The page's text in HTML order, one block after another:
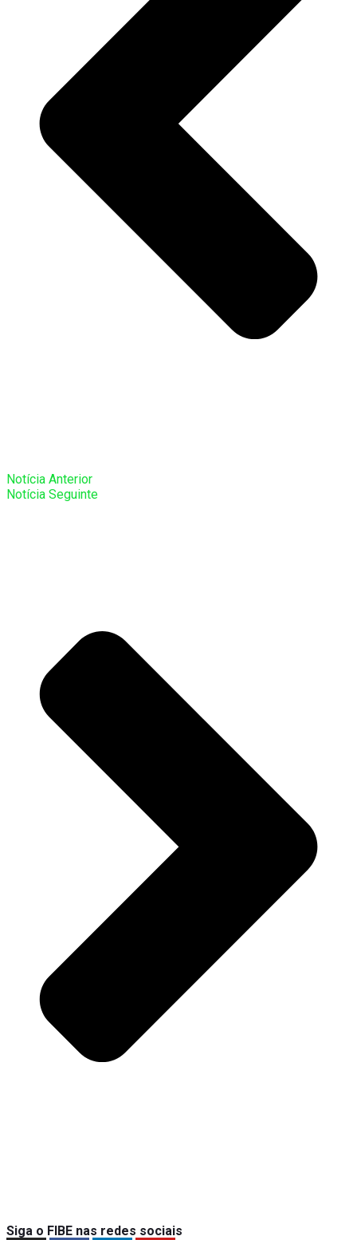
Notícia Anterior
Notícia Seguinte
Siga o FIBE nas redes sociais